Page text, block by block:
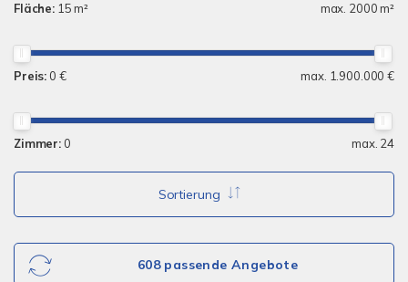
Fläche: 15 m² max. 2000 m²
Preis: 0 € max. 1.900.000 €
Zimmer: 0 max. 24
Sortierung
608 passende Angebote